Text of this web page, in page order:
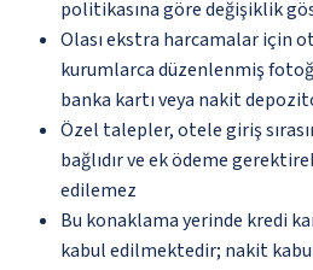
politikasına göre değişiklik
Olası ekstra harcamalar için
kurumlarca düzenlenmiş
banka kartı veya nakit
Özel talepler, otele giriş
bağlıdır ve ek ödeme
edilemez
Bu konaklama yerinde kredi
kabul edilmektedir; nakit